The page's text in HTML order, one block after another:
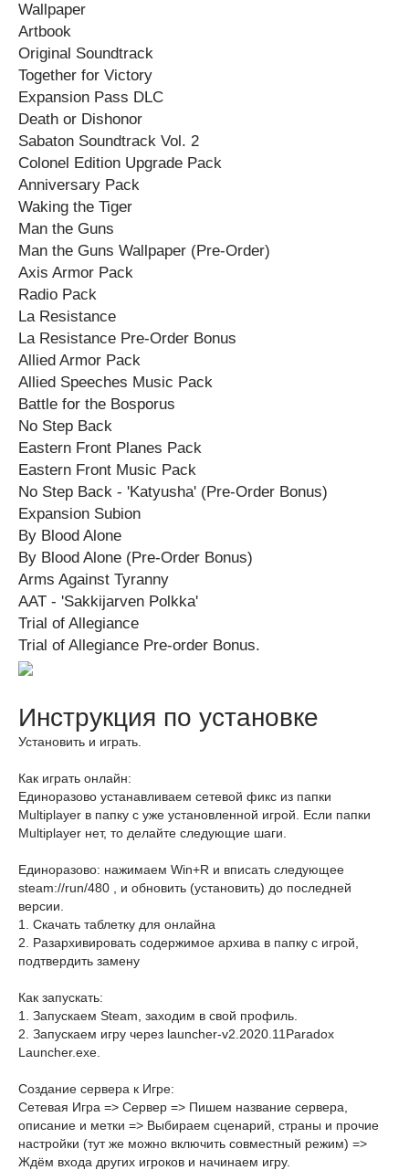
Wallpaper
Artbook
Original Soundtrack
Together for Victory
Expansion Pass DLC
Death or Dishonor
Sabaton Soundtrack Vol. 2
Colonel Edition Upgrade Pack
Anniversary Pack
Waking the Tiger
Man the Guns
Man the Guns Wallpaper (Pre-Order)
Axis Armor Pack
Radio Pack
La Resistance
La Resistance Pre-Order Bonus
Allied Armor Pack
Allied Speeches Music Pack
Battle for the Bosporus
No Step Back
Eastern Front Planes Pack
Eastern Front Music Pack
No Step Back - 'Katyusha' (Pre-Order Bonus)
Expansion Subion
By Blood Alone
By Blood Alone (Pre-Order Bonus)
Arms Against Tyranny
AAT - 'Sakkijarven Polkka'
Trial of Allegiance
Trial of Allegiance Pre-order Bonus.
Инструкция по установке
Установить и играть.
Как играть онлайн:
Единоразово устанавливаем сетевой фикс из папки
Multiplayer в папку с уже установленной игрой. Если папки
Multiplayer нет, то делайте следующие шаги.
Единоразово: нажимаем Win+R и вписать следующее
steam://run/480 , и обновить (установить) до последней
версии.
1. Скачать таблетку для онлайна
2. Разархивировать содержимое архива в папку с игрой,
подтвердить замену
Как запускать:
1. Запускаем Steam, заходим в свой профиль.
2. Запускаем игру через launcher-v2.2020.11Paradox
Launcher.exe.
Создание сервера к Игре:
Сетевая Игра => Сервер => Пишем название сервера,
описание и метки => Выбираем сценарий, страны и прочие
настройки (тут же можно включить совместный режим) =>
Ждём входа других игроков и начинаем игру.